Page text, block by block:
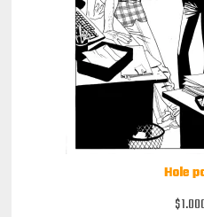
Hole
$